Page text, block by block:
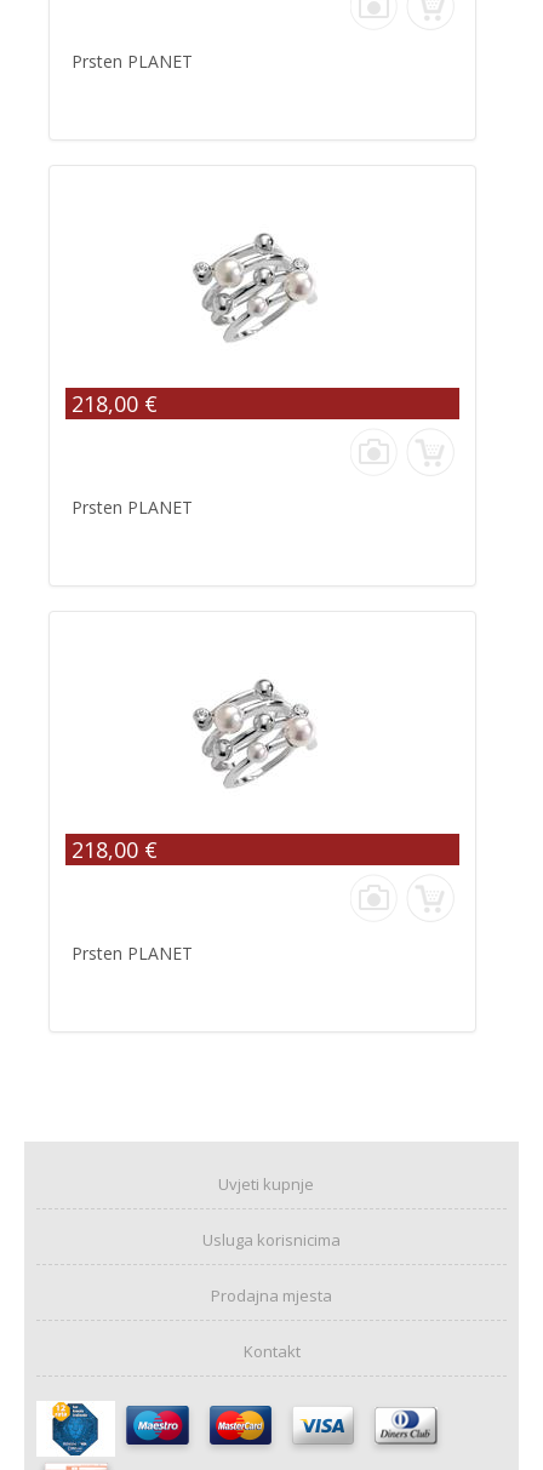
Prsten PLANET
218,00 €
Prsten PLANET
218,00 €
Prsten PLANET
Uvjeti kupnje
Usluga korisnicima
Prodajna mjesta
Kontakt